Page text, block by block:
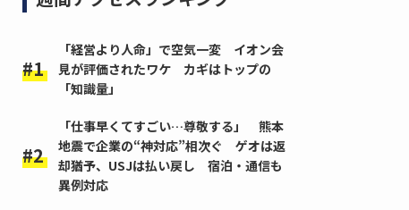
「経営より人命」で空気一変 イオン会
見が評価されたワケ カギはトップの
「知識量」
「仕事早くてすごい…尊敬する」 熊本
地震で企業の“神対応”相次ぐ ゲオは返
却猶予、USJは払い戻し 宿泊・通信も
異例対応